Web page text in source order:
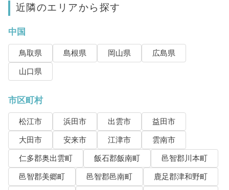
近隣のエリアから探す
中国
鳥取県 島根県 岡山県
広島県
山口県
市区町村
松江市 浜田市 出雲市
益田市
大田市
安来市 江津市
雲南市
仁多郡奥出雲町
飯石郡飯南町
邑智郡川本町
邑智郡美郷町
邑智郡邑南町
鹿足郡津和野町